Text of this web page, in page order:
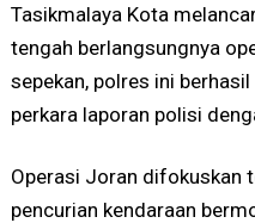
Tasikmalaya Kota
tengah berlangsungnya
sepekan, polres ini
perkara laporan polisi
Operasi Joran difokuskan
pencurian kendaraan